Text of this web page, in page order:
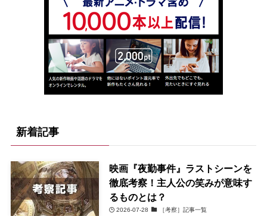
新着記事
映画『夜勤事件』ラストシーンを
徹底考察！主人公の笑みが意味す
るものとは？
2026-07-28 ［考察］記事一覧